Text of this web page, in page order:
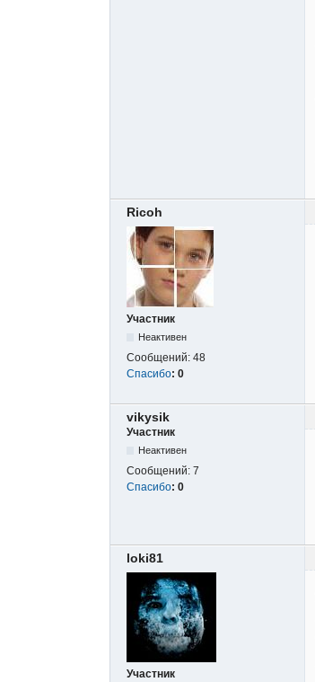
Ricoh
Участник
Неактивен
Сообщений: 48
Спасибо: 0
vikysik
Участник
Неактивен
Сообщений: 7
Спасибо: 0
loki81
Участник